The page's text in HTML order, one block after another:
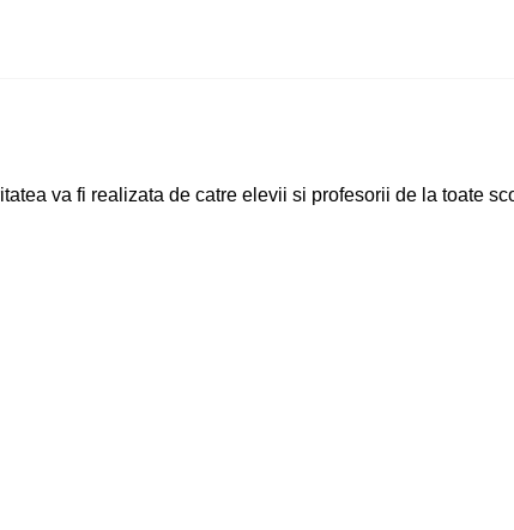
va fi realizata de catre elevii si profesorii de la toate